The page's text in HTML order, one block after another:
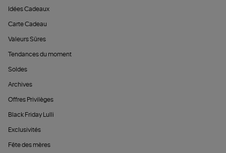
Idées Cadeaux
Carte Cadeau
Valeurs Sûres
Tendances du moment
Soldes
Archives
Offres Privilèges
Black Friday Lulli
Exclusivités
Fête des mères